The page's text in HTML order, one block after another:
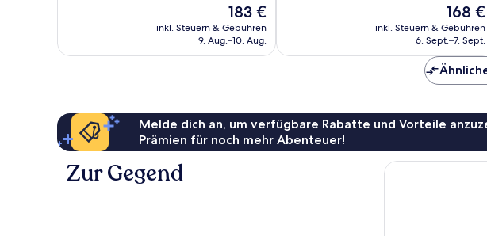
Der
Preis
beträgt
183 €
inkl. Steuern & Gebühren
9. Aug.–10. Aug.
Der
Preis
beträgt
168 €
inkl. Steuern & Gebühren
6. Sept.–7. Sept.
Melde dich an, um verfügbare Rabatte und Vorteile
Prämien für noch mehr Abenteuer!
Zur Gegend